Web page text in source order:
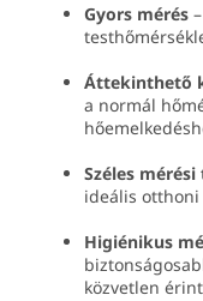
Gyors mérés
Áttekinthető
a normál
Széles
ideális
Higiénikus
közvetlen